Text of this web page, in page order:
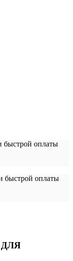
быстрой оплаты
быстрой оплаты